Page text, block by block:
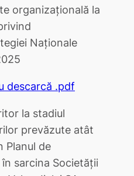
organizaţională la
Naţionale
descarcă .pdf
la stadiul
prevăzute atât
Planul de
sarcina Societății